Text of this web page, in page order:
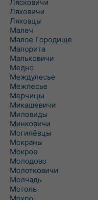
Лясковичи
Ляховичи
Ляховцы
Малеч
Малое Городище
Малорита
Мальковичи
Медно
Междулесье
Межлесье
Мерчицы
Микашевичи
Миловиды
Минковичи
Могилёвцы
Мокраны
Мокрое
Молодово
Молотковичи
Молчадь
Мотоль